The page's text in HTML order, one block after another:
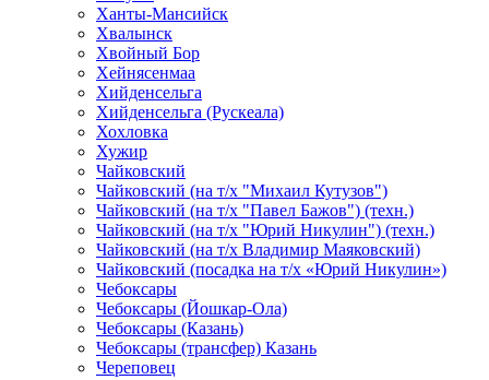
Ханты-Мансийск
Хвалынск
Хвойный Бор
Хейнясенмаа
Хийденсельга
Хийденсельга (Рускеала)
Хохловка
Хужир
Чайковский
Чайковский (на т/х "Михаил Кутузов")
Чайковский (на т/х "Павел Бажов") (техн.)
Чайковский (на т/х "Юрий Никулин") (техн.)
Чайковский (на т/х Владимир Маяковский)
Чайковский (посадка на т/х «Юрий Никулин»)
Чебоксары
Чебоксары (Йошкар-Ола)
Чебоксары (Казань)
Чебоксары (трансфер) Казань
Череповец